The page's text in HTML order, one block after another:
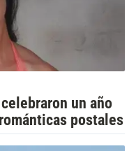
un año
postales